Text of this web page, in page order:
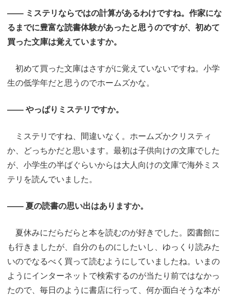
―― ミステリならではの計算があるわけですね。作家にな
るまでに豊富な読書体験があったと思うのですが、初めて
買った文庫は覚えていますか。
初めて買った文庫はさすがに覚えていないですね。小学
生の低学年だと思うのでホームズかな。
―― やっぱりミステリですか。
ミステリですね、間違いなく。ホームズかクリスティ
か、どっちかだと思います。最初は子供向けの文庫でした
が、小学生の半ばぐらいからは大人向けの文庫で海外ミス
テリを読んでいました。
―― 夏の読書の思い出はありますか。
夏休みにだらだらと本を読むのが好きでした。図書館に
も行きましたが、自分のものにしたいし、ゆっくり読みた
いのでなるべく買って読むようにしていましたね。いまの
ようにインターネットで検索するのが当たり前ではなかっ
たので、毎日のように書店に行って、何か面白そうな本が